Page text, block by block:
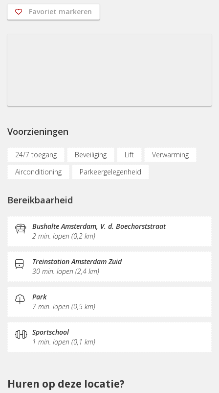
Favoriet markeren
Voorzieningen
24/7 toegang Beveiliging Lift
Verwarming
Airconditioning
Parkeergelegenheid
Vergaderplekken
Glasvezel
Printservice
KVK-inschrijving
Sociaal hart
Koffie/thee
Schoonmaak
Bereikbaarheid
Bushalte Amsterdam, V. d. Boechorststraat
2 min. lopen (0,2 km)
Treinstation Amsterdam Zuid
30 min. lopen (2,4 km)
Park
7 min. lopen (0,5 km)
Sportschool
1 min. lopen (0,1 km)
Huren op deze locatie?